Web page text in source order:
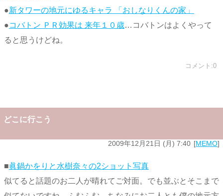
●新タワーの地元にゆるキャラ 「おしなりくんの家」
●コバトン ＰＲ効果は 来年１０歳…コバトンはよくやって
ると思うけどね。
コメント:0
どこに行こう
2009年12月21日 (月) 7:40 MEMO
■眞鍋かをりと水樹奈々の2ショット写真
似てると話題のお二人が晴れてご対面。でも並ぶとそこまで